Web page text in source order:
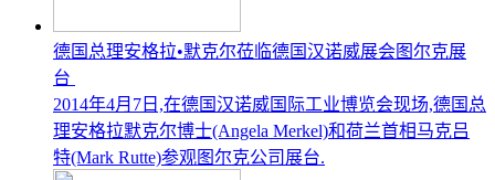
德国总理安格拉•默克尔莅临德国汉诺威展会图尔克展
台
2014年4月7日,在德国汉诺威国际工业博览会现场,德国总
理安格拉默克尔博士(Angela Merkel)和荷兰首相马克吕
特(Mark Rutte)参观图尔克公司展台.